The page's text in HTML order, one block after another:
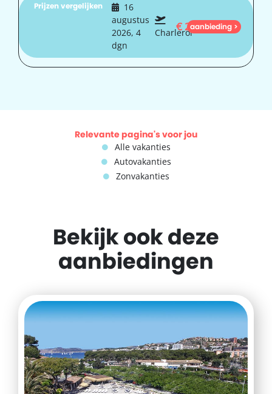
Prijzen vergelijken
16
augustus
2026, 4
dgn
Charleroi
€250
aanbieding >
Relevante pagina's voor jou
Alle vakanties
Autovakanties
Zonvakanties
Bekijk ook deze
aanbiedingen